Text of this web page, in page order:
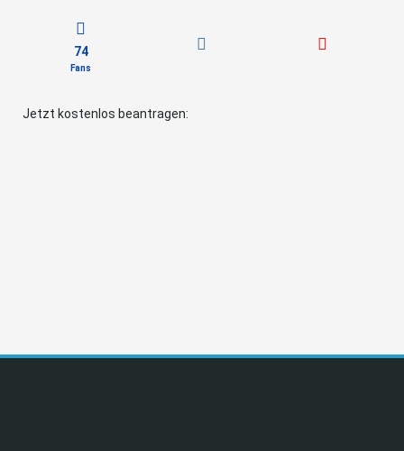
74
Fans
Jetzt kostenlos beantragen: